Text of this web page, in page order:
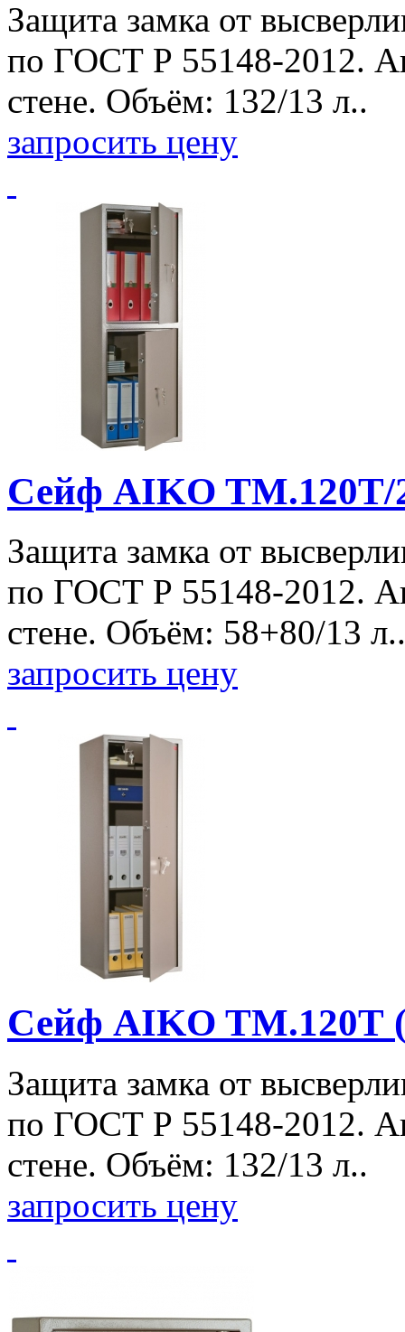
Защита замка от
по ГОСТ Р 55148-2012.
стене. Объём: 132/13 л..
запросить цену
Сейф AIKO TM.120T/
Защита замка от
по ГОСТ Р 55148-2012.
стене. Объём: 58+80/13 л..
запросить цену
Сейф AIKO TM.120Т
Защита замка от
по ГОСТ Р 55148-2012.
стене. Объём: 132/13 л..
запросить цену